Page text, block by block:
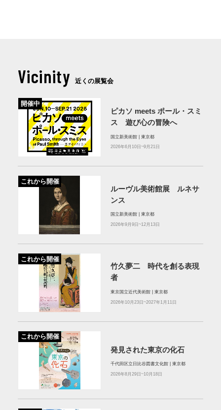
Vicinity 近くの展覧会
開催中
ピカソ meets ポール・スミ
ス 遊び心の冒険へ
国立新美術館 | 東京都
2026年6月10日~9月21日
これから開催
ルーヴル美術館展 ルネサ
ンス
国立新美術館 | 東京都
2026年9月9日~12月13日
これから開催
竹久夢二 時代を創る表現
者
東京国立近代美術館 | 東京都
2026年10月23日~2027年1月11日
これから開催
発見された東京の化石
千代田区立日比谷図書文化館 | 東京都
2026年8月29日~10月18日